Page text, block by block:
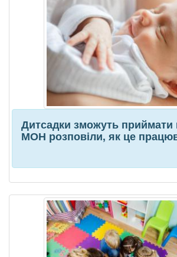
Дитсадки зможуть
МОН розповіли, як це